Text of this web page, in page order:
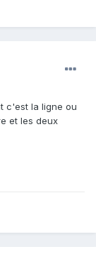
c'est la ligne ou
et les deux